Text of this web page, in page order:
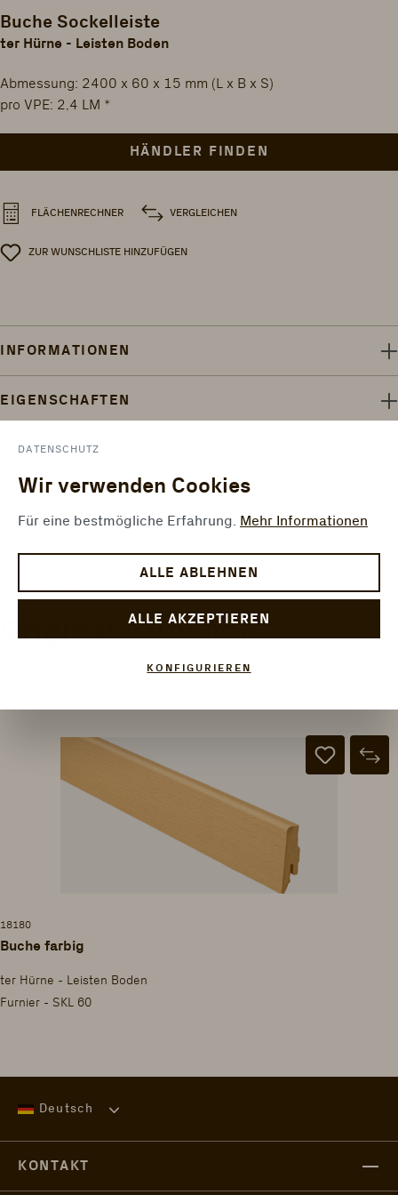
Buche Sockelleiste
ter Hürne - Leisten Boden
Abmessung: 2400 x 60 x 15 mm (L x B x S)
pro VPE: 2,4 LM *
HÄNDLER FINDEN
FLÄCHENRECHNER VERGLEICHEN
ZUR WUNSCHLISTE HINZUFÜGEN
INFORMATIONEN
EIGENSCHAFTEN
ZUBEHÖR
Produktgalerie überspringen
PASST. ECHT. BESSER.
Original-Zubehör
18180
Buche farbig
ter Hürne - Leisten Boden
Furnier - SKL 60
Deutsch
KONTAKT
DATENSCHUTZ
Wir verwenden Cookies
Für eine bestmögliche Erfahrung. Mehr Informationen
ALLE ABLEHNEN
ALLE AKZEPTIEREN
KONFIGURIEREN